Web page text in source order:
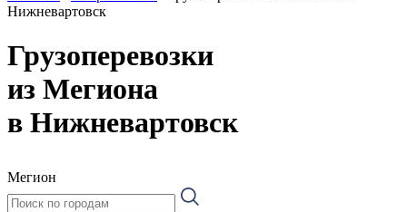
Нижневартовск
Грузоперевозки
из Мегиона
в Нижневартовск
Мегион